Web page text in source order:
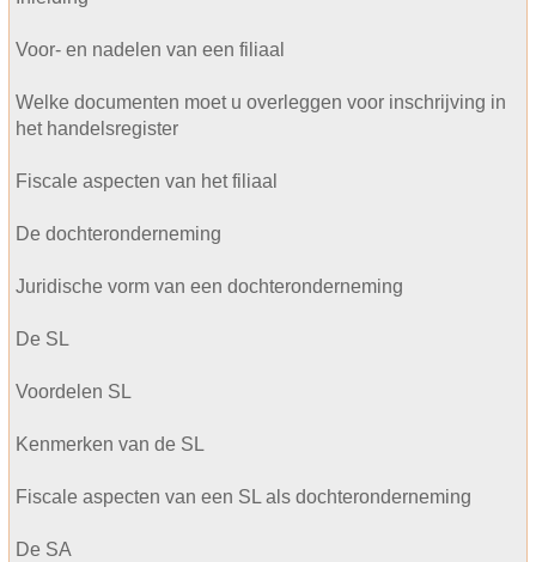
Voor- en nadelen van een filiaal
Welke documenten moet u overleggen voor inschrijving in
het handelsregister
Fiscale aspecten van het filiaal
De dochteronderneming
Juridische vorm van een dochteronderneming
De SL
Voordelen SL
Kenmerken van de SL
Fiscale aspecten van een SL als dochteronderneming
De SA